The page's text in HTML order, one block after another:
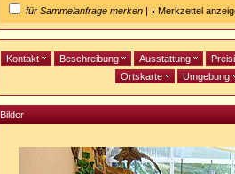
für Sammelanfrage merken | Merkzettel
Kontakt Beschreibung Ausstattung
Ortskarte
Umgebung
Bilder